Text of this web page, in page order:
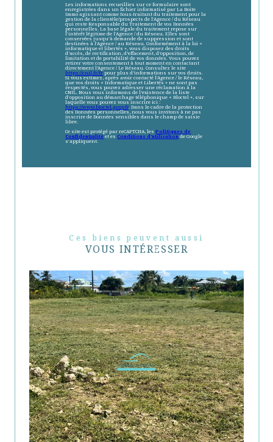
Les informations recueillies sur ce formulaire sont
enregistrées dans un fichier informatisé par La Boite
Immo agissant comme Sous-traitant du traitement pour la
gestion de la clientèle/prospects de l'Agence / du Réseau
qui reste Responsable du Traitement de vos Données
personnelles. La base légale du traitement repose sur
l'intérêt légitime de l'Agence / du Réseau. Elles sont
conservées jusqu'à demande de suppression et sont
destinées à l'Agence / au Réseau. Conformément à la loi «
informatique et libertés », vous disposez des droits
d’accès, de rectification, d’effacement, d’opposition, de
limitation et de portabilité de vos données. Vous pouvez
retirer votre consentement à tout moment en contactant
directement l’Agence / Le Réseau. Consultez le site
https://cnil.fr/frpour plus d’informations sur vos droits.
Si vous estimez, après avoir contacté l'Agence / le Réseau,
que vos droits « Informatique et Libertés » ne sont pas
respectés, vous pouvez adresser une réclamation à la
CNIL. Nous vous informons de l’existence de la liste
d'opposition au démarchage téléphonique « Bloctel », sur
laquelle vous pouvez vous inscrire ici :
https://www.bloctel.gouv.fr. Dans le cadre de la protection
des Données personnelles, nous vous invitons à ne pas
inscrire de Données sensibles dans le champ de saisie
libre.
Ce site est protégé par reCAPTCHA, lesPolitiques de
Confidentialitéet es Conditions d'utilisationde Google
s'appliquent.
Ces biens peuvent aussi
VOUS INTÉRESSER